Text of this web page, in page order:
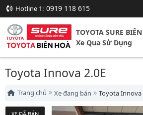
Hotline 1: 0919 118 615
TOYOTA SURE
Xe Qua Sử Dụng
Toyota Innova 2.0E
Trang chủ Xe đang bán Toyota Innova